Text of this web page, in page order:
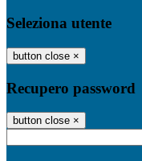
Seleziona utente
button close ×
Recupero password
button close ×